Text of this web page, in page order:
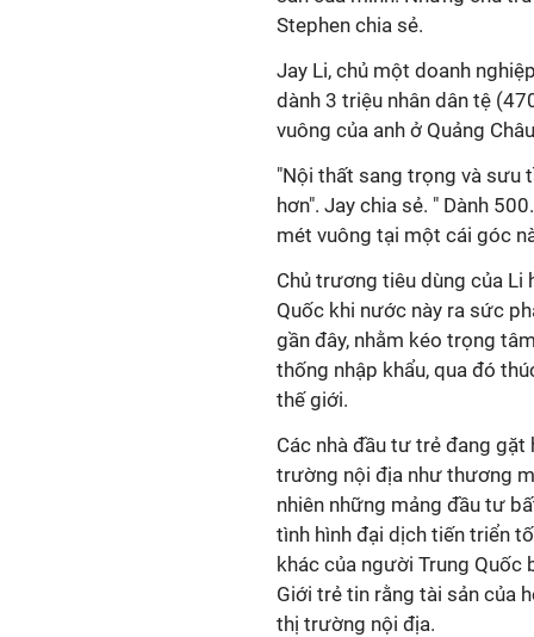
Stephen chia sẻ.
Jay Li, chủ một doanh
dành 3 triệu nhân dân tệ
vuông của anh ở Quảng
"Nội thất sang trọng và sưu
hơn". Jay chia sẻ. " Dành
mét vuông tại một cái góc
Chủ trương tiêu dùng của Li
Quốc khi nước này ra sức
gần đây, nhằm kéo trọng
thống nhập khẩu, qua đó
thế giới.
Các nhà đầu tư trẻ đang
trường nội địa như thương
nhiên những mảng đầu tư
tình hình đại dịch tiến triển
khác của người Trung
Giới trẻ tin rằng tài sản của
thị trường nội địa.